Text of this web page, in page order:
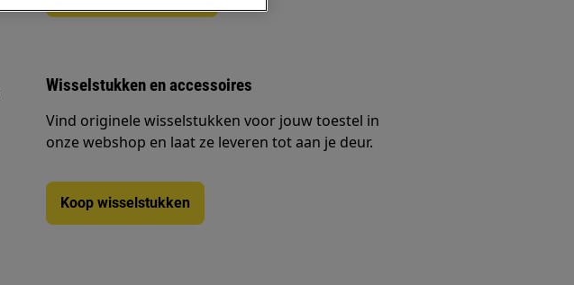
Wisselstukken en accessoires
Vind originele wisselstukken voor jouw toestel in
onze webshop en laat ze leveren tot aan je deur.
Koop wisselstukken